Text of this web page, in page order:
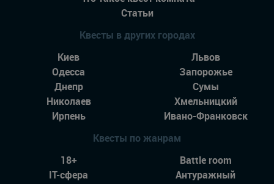
Статьи
Квесты в других городах
Киев
Львов
Одесса
Запорожье
Днепр
Сумы
Николаев
Хмельницкий
Ирпень
Ивано-Франковск
Квесты по жанрам
18+
Battle room
IT-сфера
Антуражный